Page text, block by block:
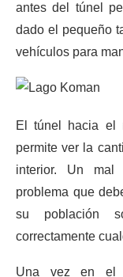
antes del túnel
dado el pequeño
vehículos para
El túnel hacia el
permite ver la
interior. Un mal
problema que
su población
correctamente
Una vez en el